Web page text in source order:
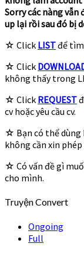
Sorry các nàng
up lại rồi sau đó bị
☆ Click LISTđể
☆ Click
không thấy trong
☆ Click REQUEST
cv hoặc yêu cầu cv.
☆ Bạn có thể dùng
không cần xin
☆ Có vấn đề gì
cho mình.
Truyện Convert
Ongoing
Full